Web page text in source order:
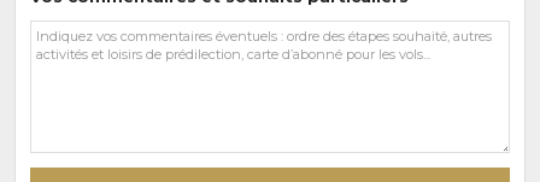
Vos
commentaires